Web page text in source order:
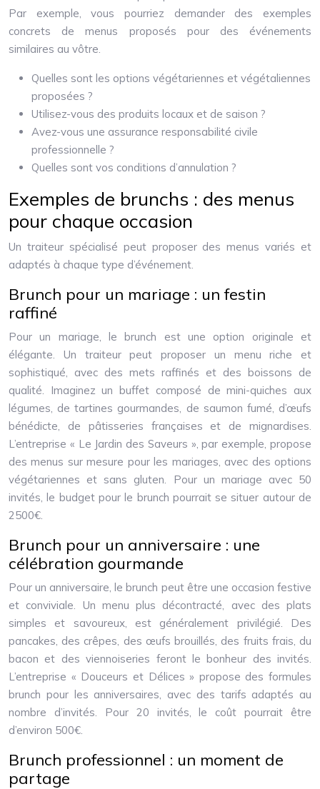
Par exemple, vous pourriez demander des exemples
concrets de menus proposés pour des événements
similaires au vôtre.
Quelles sont les options végétariennes et végétaliennes
proposées ?
Utilisez-vous des produits locaux et de saison ?
Avez-vous une assurance responsabilité civile
professionnelle ?
Quelles sont vos conditions d’annulation ?
Exemples de brunchs : des menus
pour chaque occasion
Un traiteur spécialisé peut proposer des menus variés et
adaptés à chaque type d’événement.
Brunch pour un mariage : un festin
raffiné
Pour un mariage, le brunch est une option originale et
élégante. Un traiteur peut proposer un menu riche et
sophistiqué, avec des mets raffinés et des boissons de
qualité. Imaginez un buffet composé de mini-quiches aux
légumes, de tartines gourmandes, de saumon fumé, d’œufs
bénédicte, de pâtisseries françaises et de mignardises.
L’entreprise « Le Jardin des Saveurs », par exemple, propose
des menus sur mesure pour les mariages, avec des options
végétariennes et sans gluten. Pour un mariage avec 50
invités, le budget pour le brunch pourrait se situer autour de
2500€.
Brunch pour un anniversaire : une
célébration gourmande
Pour un anniversaire, le brunch peut être une occasion festive
et conviviale. Un menu plus décontracté, avec des plats
simples et savoureux, est généralement privilégié. Des
pancakes, des crêpes, des œufs brouillés, des fruits frais, du
bacon et des viennoiseries feront le bonheur des invités.
L’entreprise « Douceurs et Délices » propose des formules
brunch pour les anniversaires, avec des tarifs adaptés au
nombre d’invités. Pour 20 invités, le coût pourrait être
d’environ 500€.
Brunch professionnel : un moment de
partage